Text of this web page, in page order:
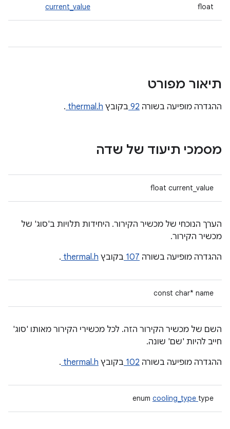
float
current_value
תיאור מפורט
ההגדרה מופיעה בשורה 92 בקובץ thermal.h
.
מסמכי תיעוד של שדה
float current_value
הערך הנוכחי של מכשיר הקירור. היחידות תלויות ב'סוג' של
מכשיר הקירור.
ההגדרה מופיעה בשורה 107 בקובץ thermal.h
.
const char* name
השם של מכשיר הקירור הזה. לכל מכשירי הקירור מאותו 'סוג'
חייב להיות 'שם' שונה.
ההגדרה מופיעה בשורה 102 בקובץ thermal.h
.
enum cooling_type type